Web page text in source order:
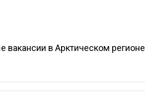
вакансии в Арктическом регионе